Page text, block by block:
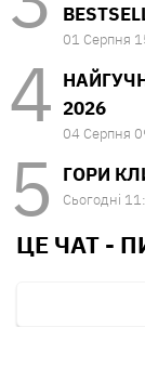
01 Серпня
2026
04 Серпня
ГОРИ
Сьогодні
ЦЕ ЧАТ -